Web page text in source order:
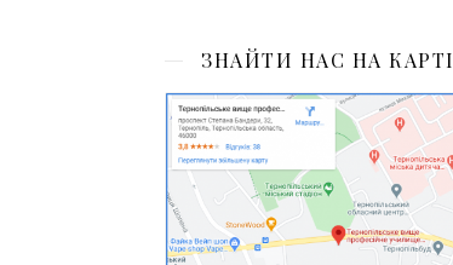
ЗНАЙТИ НАС НА КАРТІ